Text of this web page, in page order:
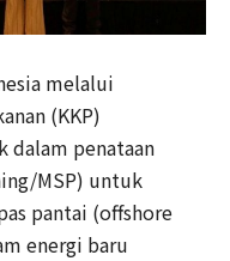
melalui
(KKP)
dalam penataan
MSP) untuk
pantai (offshore
energi baru